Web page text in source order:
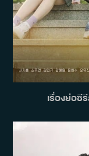
เรื่องย่อซี